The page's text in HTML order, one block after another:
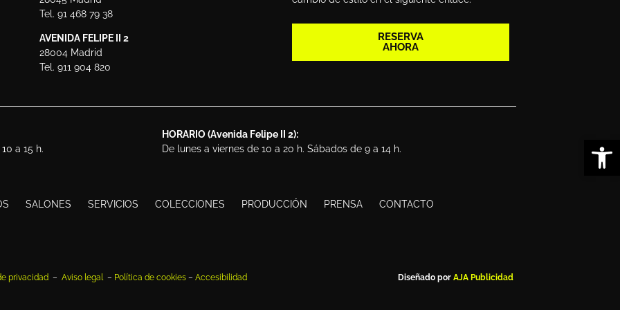
Tel. 91 468 79 38
AVENIDA FELIPE II 2
28004 Madrid
Tel. 911 904 820
RESERVA
AHORA
a 15 h.
HORARIO (Avenida Felipe II 2):
De lunes a viernes de 10 a 20 h. Sábados de 9 a 14 h.
SALONES SERVICIOS COLECCIONES PRODUCCIÓN PRENSA CONTACTO
privacidad –Aviso legal – Política de cookies –Accesibilidad Diseñado porAJA Publicidad
Abrir